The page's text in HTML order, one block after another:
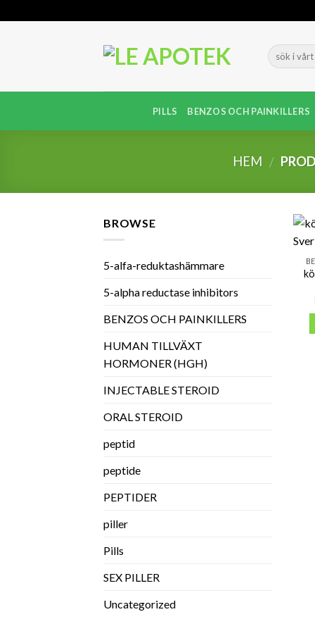
to
PILLS BENZOS OCH PAINKILLERS
HEM /
BROWSE
5-alfa-reduktashämmare
5-alpha reductase inhibitors
BENZOS OCH PAINKILLERS
HUMAN TILLVÄXT
HORMONER (HGH)
INJECTABLE STEROID
ORAL STEROID
peptid
peptide
PEPTIDER
piller
Pills
SEX PILLER
Uncategorized